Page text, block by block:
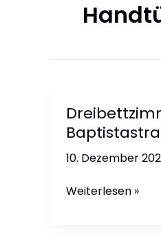
10. Dezember
Dreibettzimmer
Weiterlesen »